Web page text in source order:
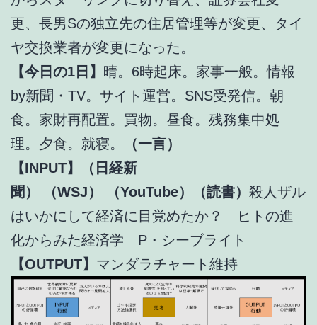
更、長男Sの独立先の住居管理等が変更、タイ
ヤ交換業者が変更になった。
【今日の1日】 晴。6時起床。家事一般。情報
by新聞・TV。サイト運営。SNS受発信。朝
食。家財再配置。買物。昼食。残務集中処
理。夕食。就寝。
（一言）
【INPUT】（日経新
聞）
（WSJ） （YouTube）（読書） 殺人ザル
はいかにして経済に目覚めたか？ ヒトの進
化からみた経済学 P・シーブライト
【OUTPUT】 マンダラチャート維持